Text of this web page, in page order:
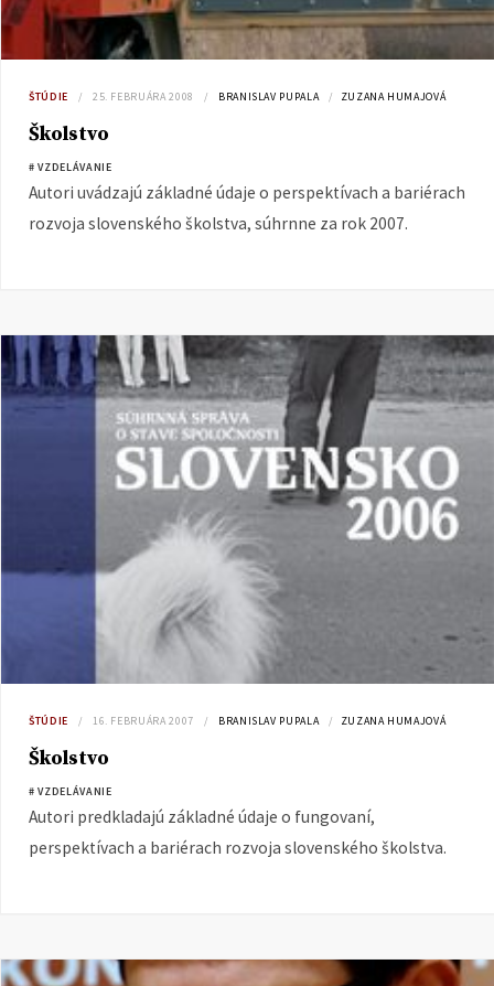
ŠTÚDIE 25. FEBRUÁRA 2008 BRANISLAV PUPALA ZUZANA HUMAJOVÁ
Školstvo
# VZDELÁVANIE
Autori uvádzajú základné údaje o perspektívach a bariérach
rozvoja slovenského školstva, súhrnne za rok 2007.
ŠTÚDIE 16. FEBRUÁRA 2007 BRANISLAV PUPALA ZUZANA HUMAJOVÁ
Školstvo
# VZDELÁVANIE
Autori predkladajú základné údaje o fungovaní,
perspektívach a bariérach rozvoja slovenského školstva.